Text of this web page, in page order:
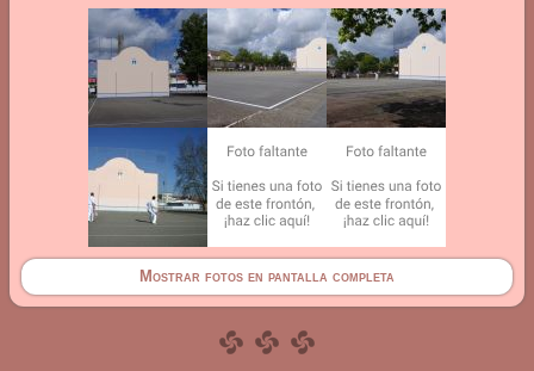
Mostrar fotos en pantalla completa